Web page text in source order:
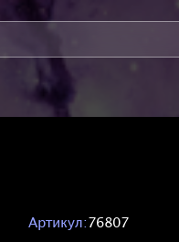
Артикул:76807